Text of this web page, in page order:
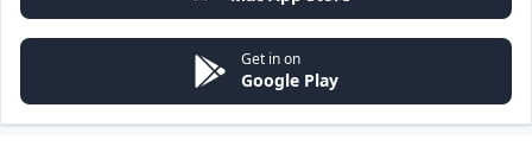
Get in on
Google Play